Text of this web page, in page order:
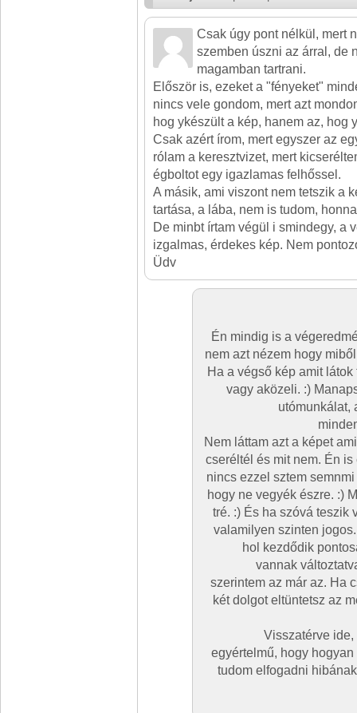
Csak úgy pont nélkül, mert
szemben úszni az árral, de
magamban tartrani.
Először is, ezeket a "fényeket"
nincs vele gondom, mert azt
hog ykészült a kép, hanem az, hog
Csak azért írom, mert egyszer az
rólam a keresztvizet, mert
égboltot egy igazlamas felhőssel.
A másik, ami viszont nem tetszik a
tartása, a lába, nem is tudom,
De minbt írtam végül i smindegy, a
izgalmas, érdekes kép. Nem
Üdv
Én mindig is a
nem azt nézem hogy
Ha a végső kép amit
vagy aközeli. :)
utómunkálat,
Nem láttam azt a képet
cseréltél és mit nem. Én
nincs ezzel sztem
hogy ne vegyék észre. :)
tré. :) És ha szóvá teszik
valamilyen szinten
hol kezdődik
vannak
szerintem az már az. Ha
két dolgot eltüntetsz az
Visszatérve
egyértelmű, hogy
tudom elfogadni